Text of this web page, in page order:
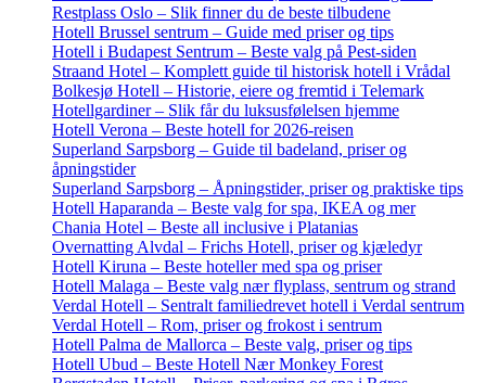
Restplass Oslo – Slik finner du de beste tilbudene
Hotell Brussel sentrum – Guide med priser og tips
Hotell i Budapest Sentrum – Beste valg på Pest-siden
Straand Hotel – Komplett guide til historisk hotell i Vrådal
Bolkesjø Hotell – Historie, eiere og fremtid i Telemark
Hotellgardiner – Slik får du luksusfølelsen hjemme
Hotell Verona – Beste hotell for 2026-reisen
Superland Sarpsborg – Guide til badeland, priser og
åpningstider
Superland Sarpsborg – Åpningstider, priser og praktiske tips
Hotell Haparanda – Beste valg for spa, IKEA og mer
Chania Hotel – Beste all inclusive i Platanias
Overnatting Alvdal – Frichs Hotell, priser og kjæledyr
Hotell Kiruna – Beste hoteller med spa og priser
Hotell Malaga – Beste valg nær flyplass, sentrum og strand
Verdal Hotell – Sentralt familiedrevet hotell i Verdal sentrum
Verdal Hotell – Rom, priser og frokost i sentrum
Hotell Palma de Mallorca – Beste valg, priser og tips
Hotell Ubud – Beste Hotell Nær Monkey Forest